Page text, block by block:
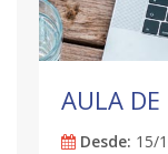
AULA
Desde: 15/